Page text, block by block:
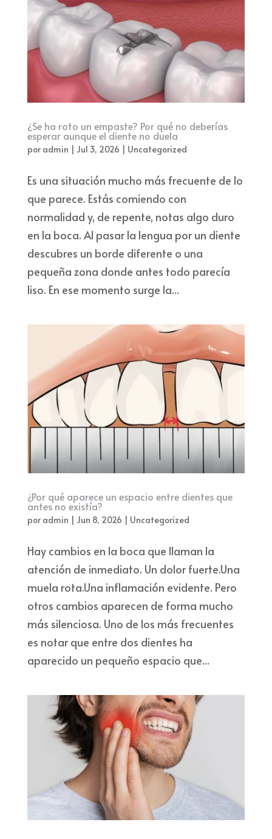
¿Se ha roto un empaste? Por qué no deberías
esperar aunque el diente no duela
por admin Jul 3, 2026 Uncategorized
Es una situación mucho más frecuente de lo
que parece. Estás comiendo con
normalidad y, de repente, notas algo duro
en la boca. Al pasar la lengua por un diente
descubres un borde diferente o una
pequeña zona donde antes todo parecía
liso. En ese momento surge la...
¿Por qué aparece un espacio entre dientes que
antes no existía?
por admin | Jun 8, 2026 | Uncategorized
Hay cambios en la boca que llaman la
atención de inmediato. Un dolor fuerte.Una
muela rota.Una inflamación evidente. Pero
otros cambios aparecen de forma mucho
más silenciosa. Uno de los más frecuentes
es notar que entre dos dientes ha
aparecido un pequeño espacio que...